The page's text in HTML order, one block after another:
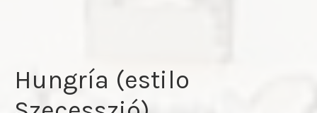
Hungría (estilo